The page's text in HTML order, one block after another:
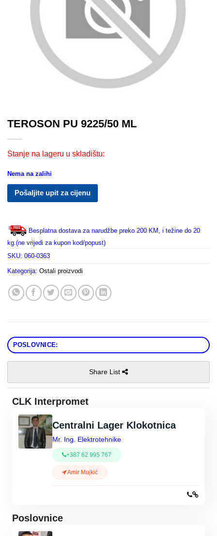
TEROSON PU 9225/50 ML
Stanje na lageru u skladištu:
Nema na zalihi
Pošaljite upit za cijenu
Besplatna dostava za narudžbe preko 200 KM, i težine do 20
kg.(ne vrijedi za kupon kod/popust)
SKU: 060-0363
Kategorija: Ostali proizvodi
POSLOVNICE:
Share List
CLK Interpromet
Centralni Lager Klokotnica
Mr. Ing. Elektrotehnike
+387 62 995 767
Amir Mujkić
Poslovnice